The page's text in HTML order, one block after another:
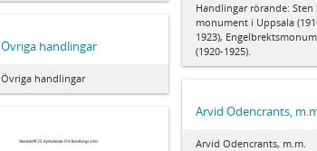
Handlingar rörande: Sten
monument i Uppsala
1923),
(1920-1925).
Övriga handlingar
Övriga handlingar
Arvid Odencrants,
Arvid Odencrants, m.m.